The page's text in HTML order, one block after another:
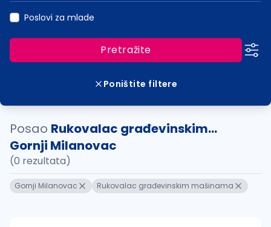
Poslovi za mlade
Pretražite
Poništite filtere
Posao Rukovalac građevinskim...
Gornji Milanovac
(0 rezultata)
Gornji Milanovac Rukovalac građevinskim mašinama